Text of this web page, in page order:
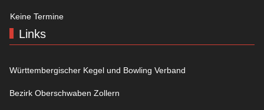
Keine Termine
Links
Württembergischer Kegel und Bowling Verband
Bezirk Oberschwaben Zollern